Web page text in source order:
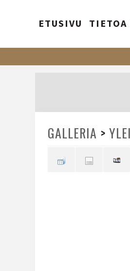
ETUSIVU TIETOA
GALLERIA >